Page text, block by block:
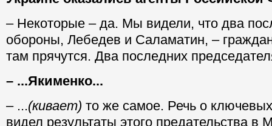
– Некоторые – да. Мы видели, что два
обороны, Лебедев и Саламатин, –
там прячутся. Два последних
– ...Якименко...
– ...(кивает) то же самое. Речь о
видел результаты этого предательства в